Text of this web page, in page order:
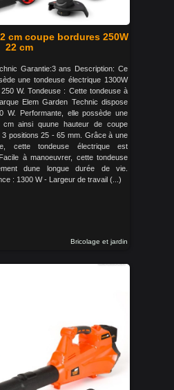
cm coupe bordures 250W
22 cm
Garantie:3 ans Description: Ce
une tondeuse électrique 1300W
W. Tondeuse : Cette tondeuse à
Elem Garden Technic dispose
W. Performante, elle possède une
ainsi quune hauteur de coupe
3 positions 25 - 65 mm. Grâce à une
cette tondeuse électrique est
à manoeuvrer, cette tondeuse
dune longue durée de vie.
: 1300 W - Largeur de travail (...)
Bricolage et jardin